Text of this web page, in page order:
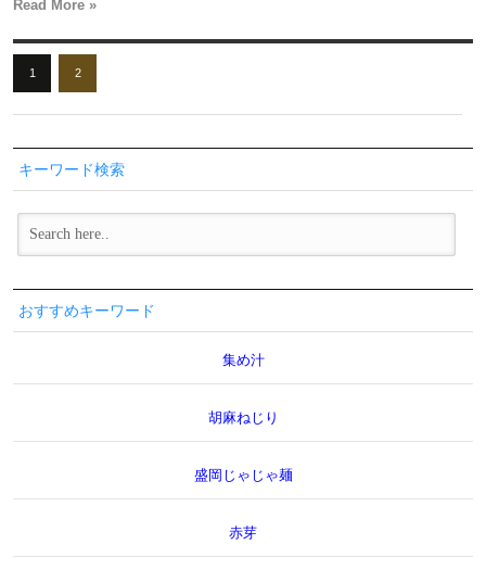
Read More »
1 2
キーワード検索
おすすめキーワード
集め汁
胡麻ねじり
盛岡じゃじゃ麺
赤芽